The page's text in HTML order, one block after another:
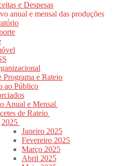
e Despesas
anual e mensal das produções
Programa e Rateio
ao Público
Anual e Mensal
de Rateio
2025
Janeiro 2025
Fevereiro 2025
Março 2025
Abril 2025